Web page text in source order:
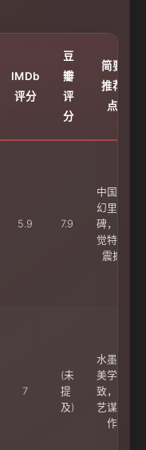
IMDb
评分
豆
瓣
评
分
简要
推荐
点
5.9 7.9
中国科
幻里程
碑，视
觉特效
震撼
7
(未
提
及)
水墨画
美学极
致，张
艺谋力
作